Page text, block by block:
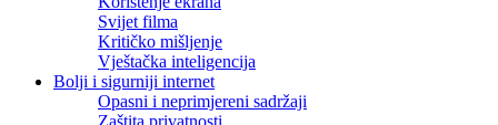
Svijet filma
Kritičko mišljenje
Vještačka inteligencija
Bolji i sigurniji internet
Opasni i neprimjereni sadržaji
Zaštita privatnosti